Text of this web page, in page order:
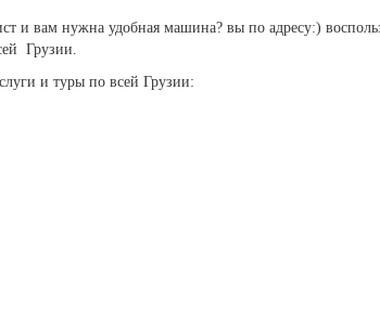
и вам нужна удобная машина? вы по адресу:)
Грузии.
и туры по всей Грузии: